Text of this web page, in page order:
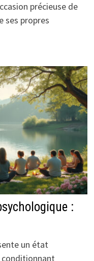
précieuse de
ses propres
:
un état